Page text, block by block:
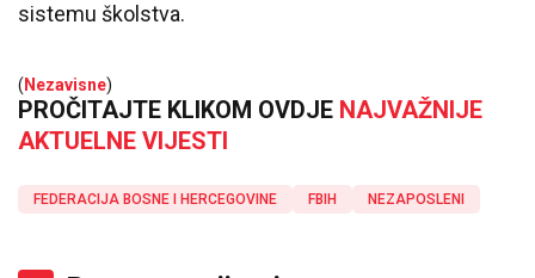
sistemu školstva.
( Nezavisne)
PROČITAJTE KLIKOM OVDJE NAJVAŽNIJE
AKTUELNE VIJESTI
FEDERACIJA BOSNE I HERCEGOVINE FBIH NEZAPOSLENI